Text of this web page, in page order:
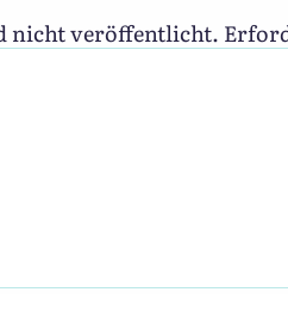
nicht veröffentlicht.